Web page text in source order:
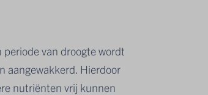
van droogte wordt
aangewakkerd. Hierdoor
nutriënten vrij kunnen